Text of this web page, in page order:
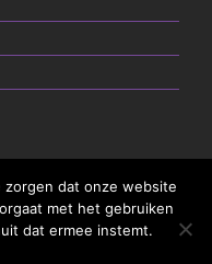
zorgen dat onze website
met het gebruiken
dat ermee instemt.